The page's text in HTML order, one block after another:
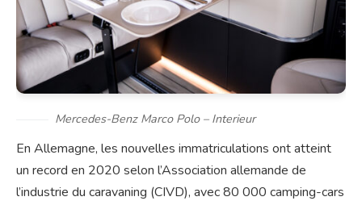
Mercedes-Benz Marco Polo – Interieur
En Allemagne, les nouvelles immatriculations ont atteint
un record en 2020 selon l’Association allemande de
l’industrie du caravaning (CIVD), avec 80 000 camping-cars